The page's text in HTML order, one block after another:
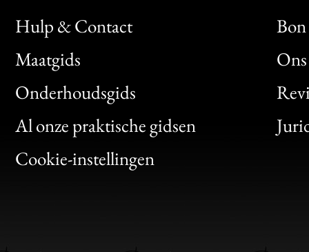
Hulp & Contact
Maatgids
Onderhoudsgids
Al onze praktische gidsen
Cookie-instellingen
Bon
Clic